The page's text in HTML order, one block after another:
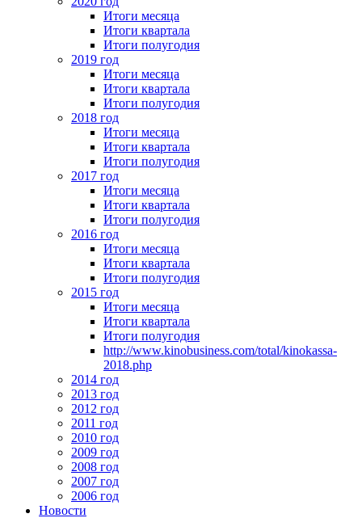
Итоги месяца
Итоги квартала
Итоги полугодия
2019 год
Итоги месяца
Итоги квартала
Итоги полугодия
2018 год
Итоги месяца
Итоги квартала
Итоги полугодия
2017 год
Итоги месяца
Итоги квартала
Итоги полугодия
2016 год
Итоги месяца
Итоги квартала
Итоги полугодия
2015 год
Итоги месяца
Итоги квартала
Итоги полугодия
http://www.kinobusiness.com/total/kinokassa-
2018.php
2014 год
2013 год
2012 год
2011 год
2010 год
2009 год
2008 год
2007 год
2006 год
Новости